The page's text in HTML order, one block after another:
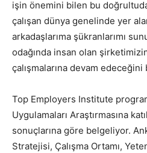
işin önemini bilen bu
çalışan dünya genelinde yer
arkadaşlarıma şükranlarımı
odağında insan olan
çalışmalarına devam
Top Employers Institute
Uygulamaları Araştırmasına
sonuçlarına göre belgeliyor.
Stratejisi, Çalışma Ortamı,